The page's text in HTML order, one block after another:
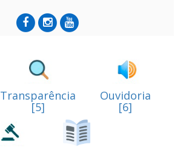
Transparência
[5]
Ouvidoria
[6]